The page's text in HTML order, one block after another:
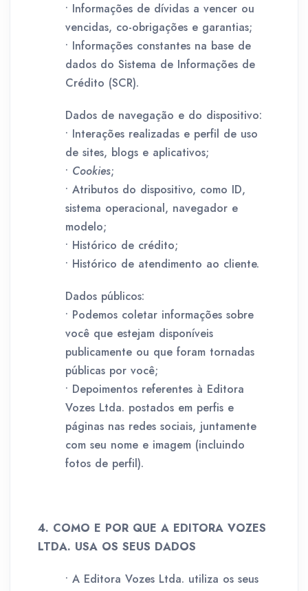
• Informações de dívidas a vencer ou
vencidas, co-obrigações e garantias;
• Informações constantes na base de
dados do Sistema de Informações de
Crédito (SCR).
Dados de navegação e do dispositivo:
• Interações realizadas e perfil de uso
de sites, blogs e aplicativos;
• Cookies;
• Atributos do dispositivo, como ID,
sistema operacional, navegador e
modelo;
• Histórico de crédito;
• Histórico de atendimento ao cliente.
Dados públicos:
• Podemos coletar informações sobre
você que estejam disponíveis
publicamente ou que foram tornadas
públicas por você;
• Depoimentos referentes à Editora
Vozes Ltda. postados em perfis e
páginas nas redes sociais, juntamente
com seu nome e imagem (incluindo
fotos de perfil).
4. COMO E POR QUE A EDITORA VOZES
LTDA. USA OS SEUS DADOS
• A Editora Vozes Ltda. utiliza os seus